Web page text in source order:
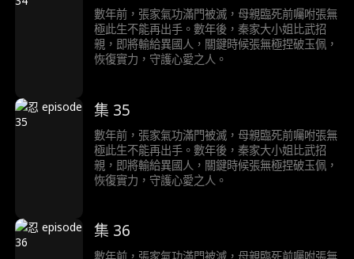
數年前，張家氣功滿門被滅，母親臨死前囑咐張無
極此生不能再出手。數年後，秦家大小姐比武招
親，即將輸給異國人，關鍵時候張無極捏破玉佩，
恢復實力，守護心愛之人。
集 35
數年前，張家氣功滿門被滅，母親臨死前囑咐張無
極此生不能再出手。數年後，秦家大小姐比武招
親，即將輸給異國人，關鍵時候張無極捏破玉佩，
恢復實力，守護心愛之人。
集 36